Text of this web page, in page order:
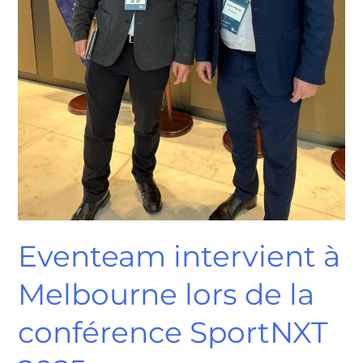
Eventeam intervient à
Melbourne lors de la
conférence SportNXT